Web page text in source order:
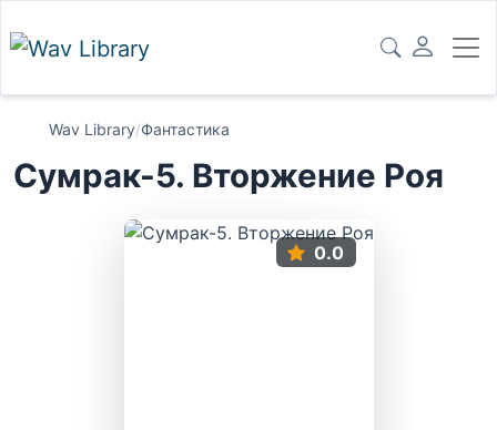
Wav Library/Фантастика
Сумрак-5. Вторжение Роя
0.0